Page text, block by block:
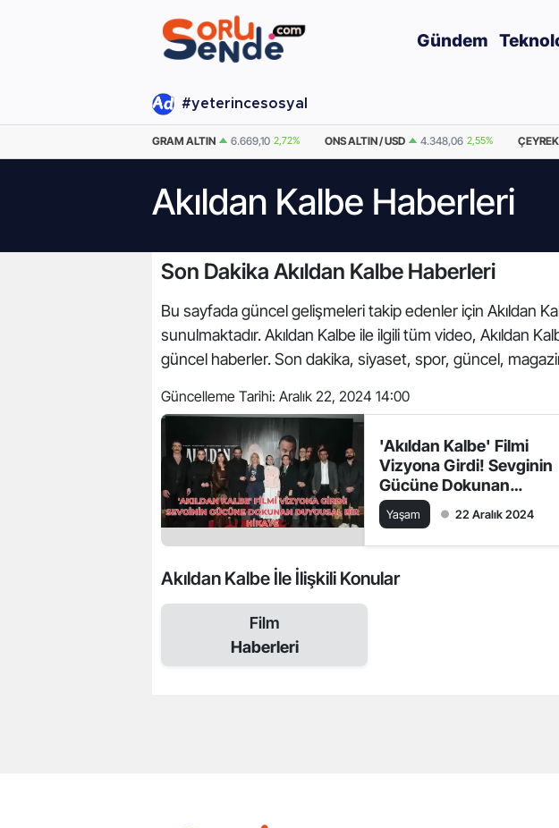
Gündem
#yeterincesosyal
GRAM ALTIN 6.669,10 2,72% ONS ALTIN / USD 4.348,06 2,55%
Akıldan Kalbe Haberleri
Son Dakika Akıldan Kalbe Haberleri
Bu sayfada güncel gelişmeleri takip edenler için Akıldan
sunulmaktadır. Akıldan Kalbe ile ilgili tüm video, Akıldan
güncel haberler. Son dakika, siyaset, spor, güncel,
Güncelleme Tarihi: Aralık 22, 2024 14:00
'Akıldan Kalbe' Filmi
Vizyona Girdi! Sevginin
Gücüne Dokunan
Duygusal Bir Hikaye
Yaşam 22 Aralık 2024
Akıldan Kalbe İle İlişkili Konular
Film
Haberleri